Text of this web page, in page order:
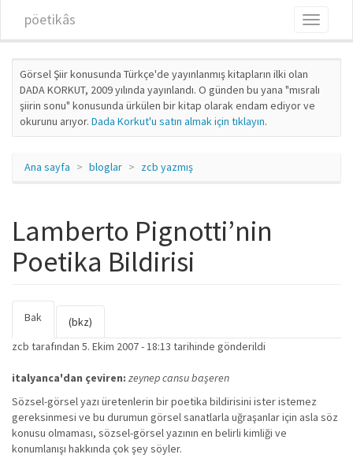
pöetikâs
Toggle
Görsel Şiir konusunda Türkçe'de yayınlanmış kitapların ilki olan
DADA KORKUT, 2009 yılında yayınlandı. O günden bu yana "mısralı
şiirin sonu" konusunda ürkülen bir kitap olarak endam ediyor ve
okurunu arıyor. Dada Korkut'u satın almak için tıklayın.
Ana sayfa bloglar zcb yazmış
Lamberto Pignotti’nin
Poetika Bildirisi
Birincil sekmeler
Bak
sekme)
(bkz)
zcb tarafından 5. Ekim 2007 - 18:13 tarihinde gönderildi
italyanca'dan çeviren: zeynep cansu başeren
Sözsel-görsel yazı üretenlerin bir poetika bildirisini ister istemez
gereksinmesi ve bu durumun görsel sanatlarla uğraşanlar için asla söz
konusu olmaması, sözsel-görsel yazının en belirli kimliği ve
konumlanışı hakkında çok şey söyler.